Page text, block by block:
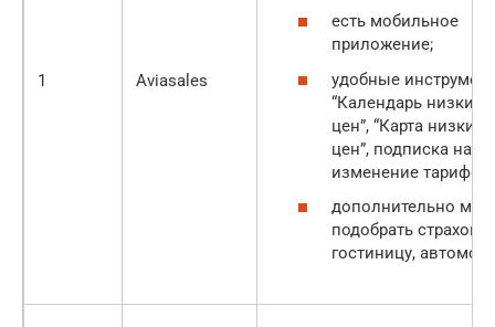
1 Aviasales
есть мобильное
приложение;
удобные
“Календарь низких
цен”, “Карта низких
цен”, подписка на
изменение тарифов;
дополнительно
подобрать
гостиницу,